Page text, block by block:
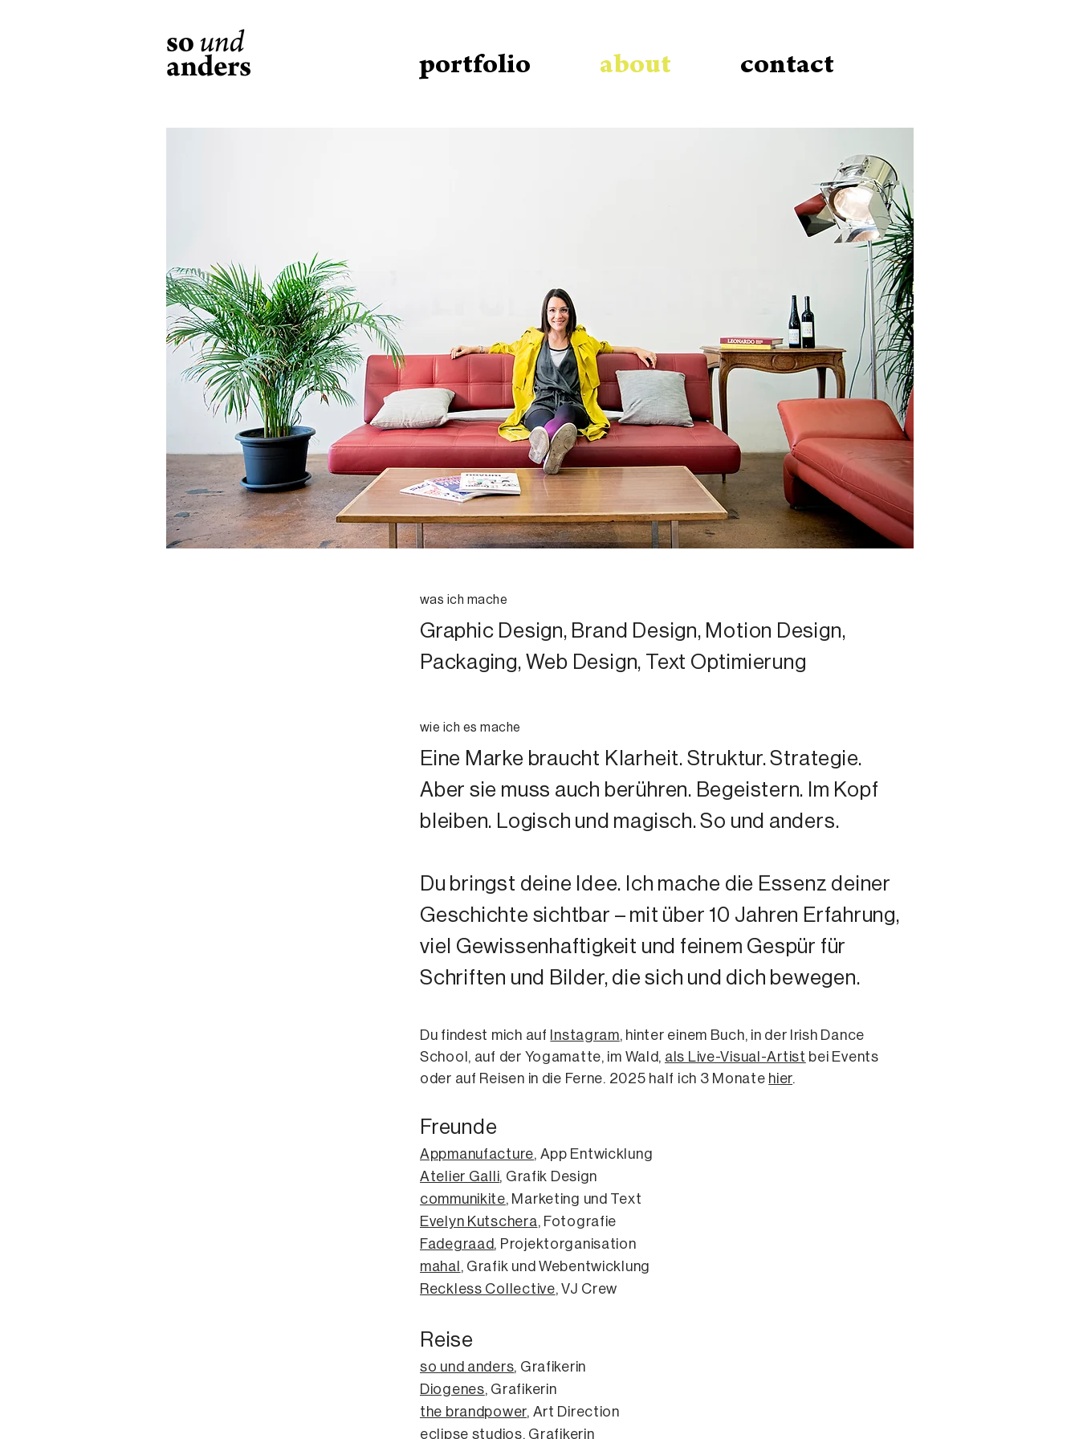
portfolio about contact
was ich mache
Graphic Design, Brand Design, Motion Design,
Packaging, Web Design, Text Optimierung
wie ich es mache
Eine Marke braucht Klarheit. Struktur. Strategie.
Aber sie muss auch berühren. Begeistern. Im Kopf
bleiben. Logisch und magisch. So und anders.
Du bringst deine Idee. Ich mache die Essenz deiner
Geschichte sichtbar – mit über 10 Jahren Erfahrung,
viel Gewissenhaftigkeit und feinem Gespür für
Schriften und Bilder, die sich und dich bewegen.
Du findest mich auf Instagram, hinter einem Buch, in der Irish Dance
School, auf der Yogamatte, im Wald, als Live-Visual-Artist bei Events
oder auf Reisen in die Ferne. 2025 half ich 3 Monate hier.
Freunde
Appmanufacture, App Entwicklung
Atelier Galli, Grafik Design
communikite, Marketing und Text
Evelyn Kutschera, Fotografie
Fadegraad, Projektorganisation
mahal , Grafik und Webentwicklung
Reckless Collective, VJ Crew
Reise
so und anders, Grafikerin
Diogenes, Grafikerin
the brandpower, Art Direction
eclipse studios, Grafikerin